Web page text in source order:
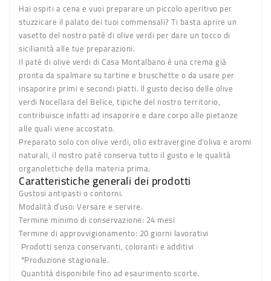
Hai ospiti a cena e vuoi preparare un piccolo aperitivo per
stuzzicare il palato dei tuoi commensali? Ti basta aprire un
vasetto del nostro paté di olive verdi per dare un tocco di
sicilianità alle tue preparazioni.
Il paté di olive verdi di Casa Montalbanoè una crema già
pronta da spalmare su tartine e bruschette o da usare per
insaporire primi e secondi piatti. Il gusto deciso delle olive
verdi Nocellara del Belice, tipiche del nostro territorio,
contribuisce infatti ad insaporire e dare corpo alle pietanze
alle quali viene accostato.
Preparato solo con olive verdi, olio extravergine d'oliva e aromi
naturali, il nostro paté conserva tutto il gusto e le qualità
organolettiche della materia prima.
Caratteristiche generali dei prodotti
Gustosi antipasti o contorni.
Modalità d’uso: Versare e servire.
Termine minimo di conservazione: 24 mesi
Termine di approvvigionamento: 20 giorni lavorativi
Prodotti senza conservanti, coloranti e additivi
*Produzione stagionale.
Quantità disponibile fino ad esaurimento scorte.